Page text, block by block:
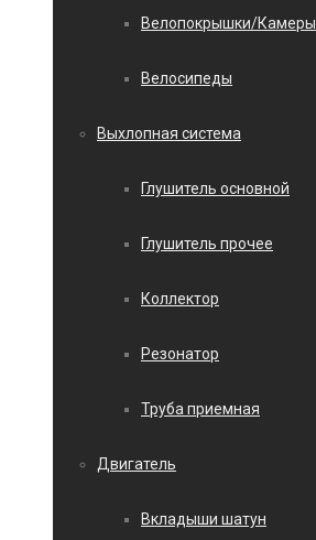
Велопокрышки/Камеры
Велосипеды
Выхлопная система
Глушитель основной
Глушитель прочее
Коллектор
Резонатор
Труба приемная
Двигатель
Вкладыши шатун